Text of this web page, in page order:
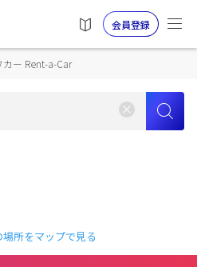
会員登録
ー Rent-a-Car
場所をマップで見る